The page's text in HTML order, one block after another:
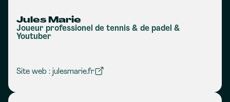
Jules Marie
Joueur professionel de tennis & de padel &
Youtuber
Site web : julesmarie.fr